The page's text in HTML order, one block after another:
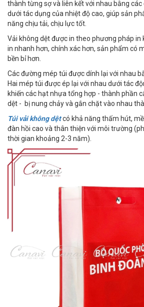
thành từng sợ và liên kết với nhau bằng
dưới tác dụng của nhiệt độ cao, giúp sản
năng chịu tải, chịu lực tốt.
Vải không dệt được in theo phương pháp in
in nhanh hơn, chính xác hơn, sản phẩm có
bền bỉ hơn.
Các đường mép túi được dính lại với nhau
Hai mép túi được ép lại với nhau dưới tác
khiến các hạt nhựa tổng hợp - thành phần
dệt - bị nung chảy và gắn chặt vào nhau
Túi vải không dệtcó khả năng thấm hút,
đàn hồi cao và thân thiện với môi trường
thời gian khoảng 2-3 năm).